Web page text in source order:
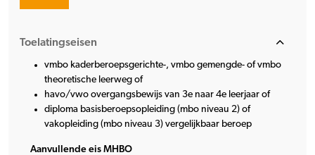
Toelatingseisen
vmbo kaderberoepsgerichte-, vmbo gemengde- of vmbo
theoretische leerweg of
havo/vwo overgangsbewijs van 3e naar 4e leerjaar of
diploma basisberoepsopleiding (mbo niveau 2) of
vakopleiding (mbo niveau 3) vergelijkbaar beroep
Aanvullende eis MHBO